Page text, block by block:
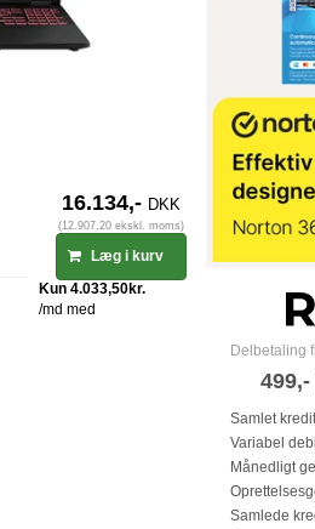
16.134,- DKK
(12.907,20 ekskl. moms)
Læg i kurv
Delbetaling
Samlet
Variabel
Månedligt
Samlede